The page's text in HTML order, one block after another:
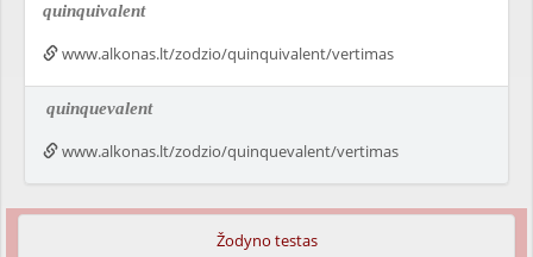
quinquivalent
www.alkonas.lt/zodzio/quinquivalent/vertimas
quinquevalent
www.alkonas.lt/zodzio/quinquevalent/vertimas
Žodyno testas